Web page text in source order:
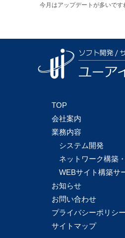
今月はアップデートが多いです
TOP
会社案内
業務内容
システム開発
ネットワーク構築
WEBサイト構築サ
お知らせ
お問い合わせ
プライバシーポリシー
サイトマップ